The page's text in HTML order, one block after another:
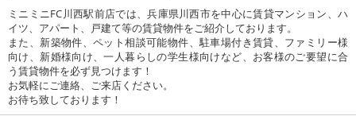
ミニミニFC川西駅前店では、兵庫県川西市を中心に賃貸マンション、ハ
イツ、アパート、戸建て等の賃貸物件をご紹介しております。
また、新築物件、ペット相談可能物件、駐車場付き賃貸、ファミリー様
向け、新婚様向け、一人暮らしの学生様向けなど、お客様のご要望に合
う賃貸物件を必ず見つけます！
お気軽にご連絡、ご来店ください。
お待ち致しております！